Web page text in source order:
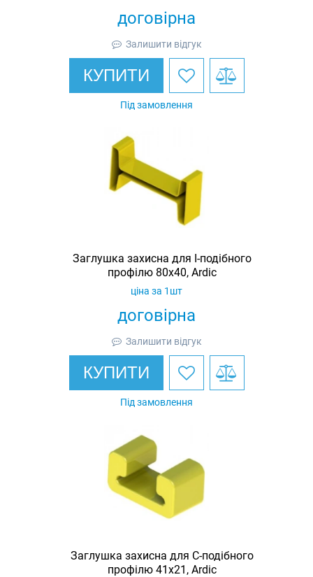
договірна
Залишити відгук
КУПИТИ
Під замовлення
Заглушка захисна для I-подібного
профілю 80х40, Ardic
договірна
ціна за 1шт
Залишити відгук
КУПИТИ
Під замовлення
Заглушка захисна для С-подібного
профілю 41х21, Ardic